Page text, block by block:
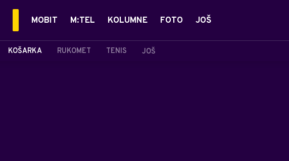
KOŠARKA RUKOMET TENIS JOŠ
MOBIT M:TEL KOLUMNE FOTO JOŠ